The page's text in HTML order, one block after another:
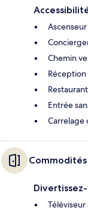
Ascenseur
Chemin
Entrée
Carrelage